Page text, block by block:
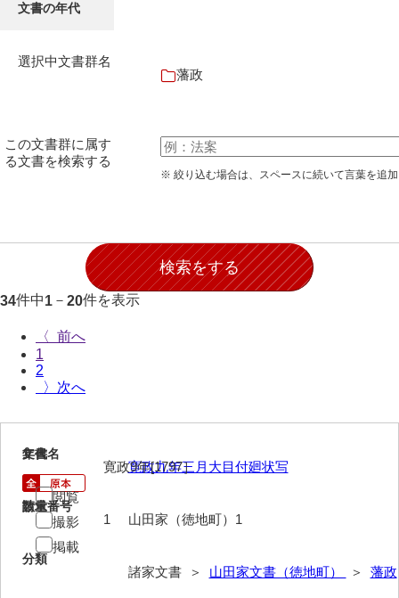
池田邦夫所蔵文書
石川家文書
石川卓美文庫
石田家文書（山口市）
和泉家文書
一宝家文書
文書の年代
選択中文書群名
藩政
この文書群に属す
る文書を検索する
※ 絞り込む場合は、スペースに続いて言葉を追
34件中1 － 20件を表示
〈
1
2
〉
1
文書名
寛政九年三月大目付廻状写
請求番号
山田家（徳地町）1
分類
諸家文書 ＞ 山田家文書（徳地町） ＞ 藩政
年代
寛政9年[1797］
数量
1
閲覧
撮影
掲載